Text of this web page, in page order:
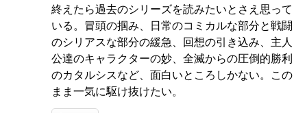
終えたら過去のシリーズを読みたいとさえ思って
いる。冒頭の掴み、日常のコミカルな部分と戦闘
のシリアスな部分の緩急、回想の引き込み、主人
公達のキャラクターの妙、全滅からの圧倒的勝利
のカタルシスなど、面白いところしかない。この
まま一気に駆け抜けたい。